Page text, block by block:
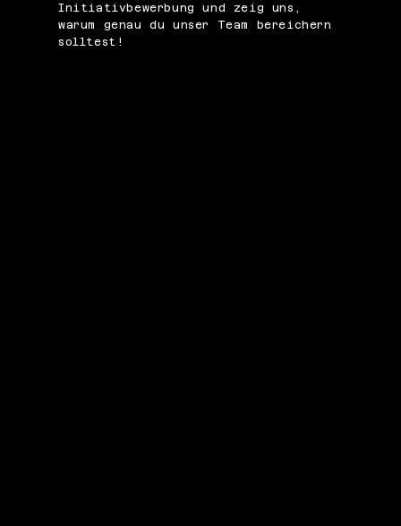
Initiativbewerbung und zeig uns,
warum genau du unser Team bereichern
solltest!